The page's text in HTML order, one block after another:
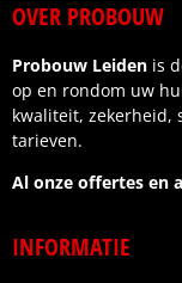
OVER PROBOUW
Probouw Leiden is
op en rondom uw
kwaliteit, zekerheid,
tarieven.
Al onze offertes en
INFORMATIE